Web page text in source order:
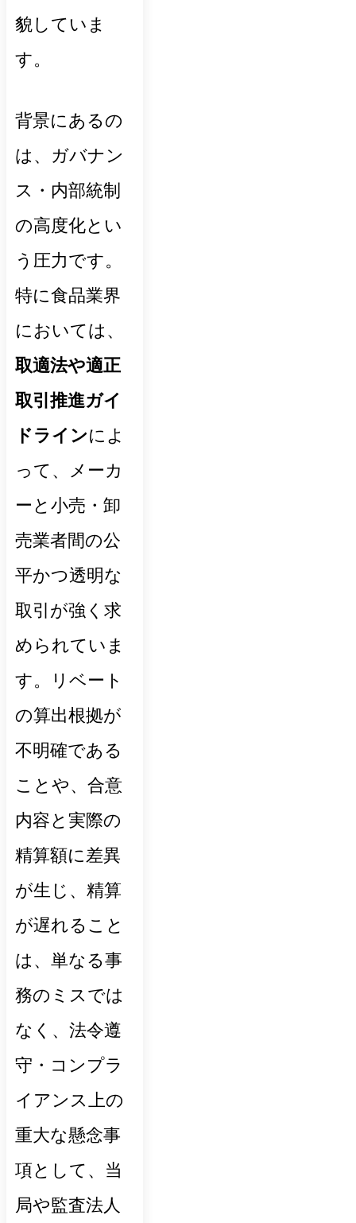
貌していま
す。
背景にあるの
は、ガバナン
ス・内部統制
の高度化とい
う圧力です。
特に食品業界
においては、
取適法や適正
取引推進ガイ
ドラインによ
って、メーカ
ーと小売・卸
売業者間の公
平かつ透明な
取引が強く求
められていま
す。リベート
の算出根拠が
不明確である
ことや、合意
内容と実際の
精算額に差異
が生じ、精算
が遅れること
は、単なる事
務のミスでは
なく、法令遵
守・コンプラ
イアンス上の
重大な懸念事
項として、当
局や監査法人